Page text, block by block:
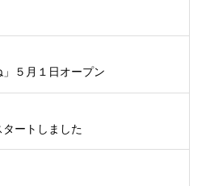
５月１日オープン
ートしました